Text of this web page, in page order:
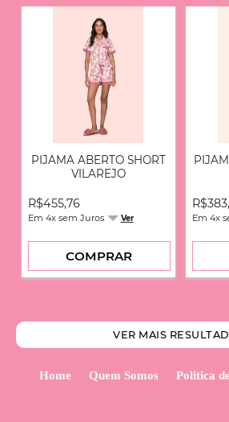
XADREZ
PIJAMA ABERTO SHORT
VILAREJO
R$455,76
Em 4x sem Juros Ver
COMPRAR
Em 4x
VER MAIS
Home Quem Somos Politica